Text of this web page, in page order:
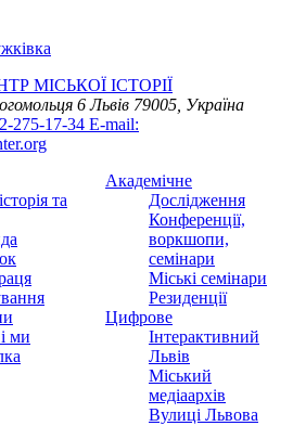
МІСЬКОЇ ІСТОРІЇ
6Львів 79005, Україна
275-17-34 E-mail:
та
ми
Академічне
Дослідження
Конференції,
воркшопи,
семінари
Міські семінари
Резиденції
Цифрове
Інтерактивний
Львів
Міський
медіаархів
Вулиці Львова